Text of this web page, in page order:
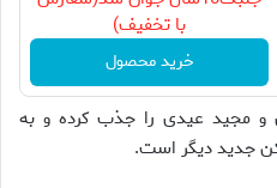
با تخفیف)
خرید محصول
و مجید عیدی را جذب کرده و به
جدید دیگر است.